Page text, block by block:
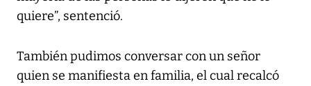
quiere”, sentenció.
También pudimos conversar con un señor
quien se manifiesta en familia, el cual recalcó